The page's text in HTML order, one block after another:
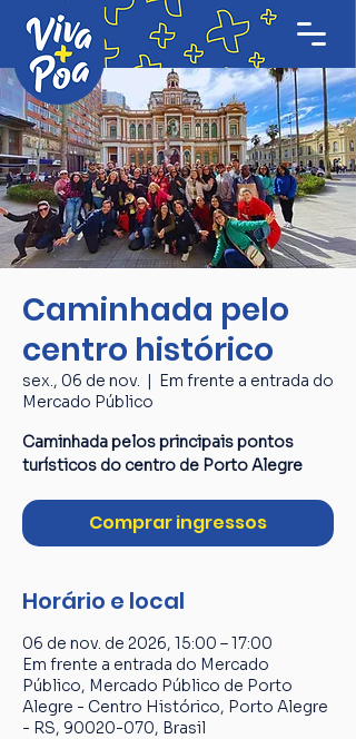
Caminhada pelo
centro histórico
sex., 06 de nov.
  |
Em frente a entrada do
Mercado Público
Caminhada pelos principais pontos
turísticos do centro de Porto Alegre
Comprar ingressos
Horário e local
06 de nov. de 2026, 15:00 – 17:00
Em frente a entrada do Mercado
Público, Mercado Público de Porto
Alegre - Centro Histórico, Porto Alegre
- RS, 90020-070, Brasil